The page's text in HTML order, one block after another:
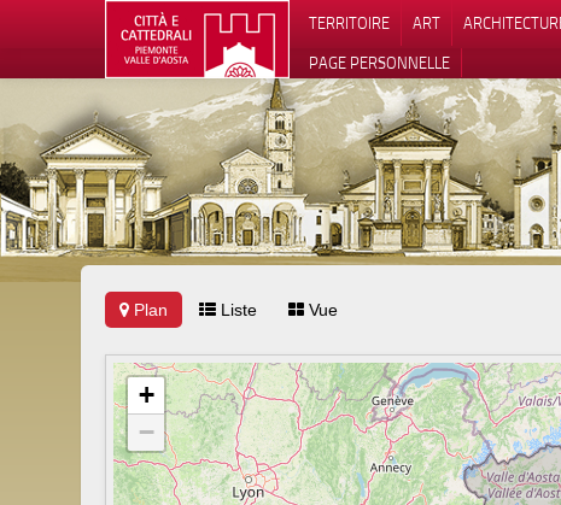
TERRITOIRE ART
PAGE PERSONNELLE
Plan Liste Vue
+
−